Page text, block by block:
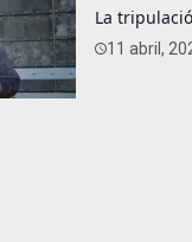
La
11 abril,